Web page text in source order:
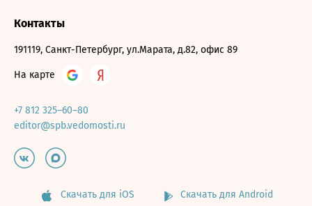
Контакты
191119, Санкт-Петербург, ул.Марата, д.82, офис 89
На карте
+7 812 325–60–80
editor@spb.vedomosti.ru
Скачать для iOS Скачать для Android